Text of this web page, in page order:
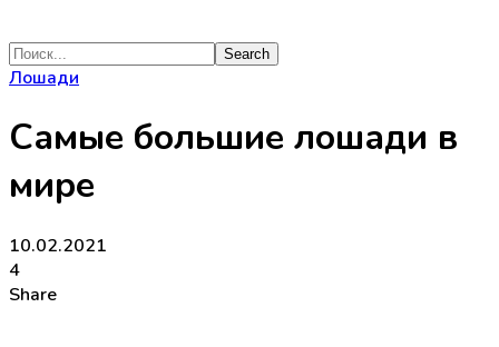
Лошади
Самые большие лошади в
мире
10.02.2021
4
Share